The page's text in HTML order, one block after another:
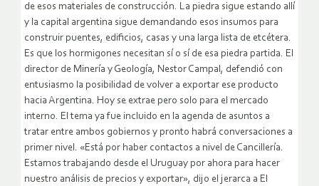
de esos materiales de construcción. La piedra sigue estando allí
y la capital argentina sigue demandando esos insumos para
construir puentes, edificios, casas y una larga lista de etcétera.
Es que los hormigones necesitan sí o sí de esa piedra partida. El
director de Minería y Geología, Nestor Campal, defendió con
entusiasmo la posibilidad de volver a exportar ese producto
hacia Argentina. Hoy se extrae pero solo para el mercado
interno. El tema ya fue incluido en la agenda de asuntos a
tratar entre ambos gobiernos y pronto habrá conversaciones a
primer nivel. «Está por haber contactos a nivel de Cancillería.
Estamos trabajando desde el Uruguay por ahora para hacer
nuestro análisis de precios y exportar», dijo el jerarca a El